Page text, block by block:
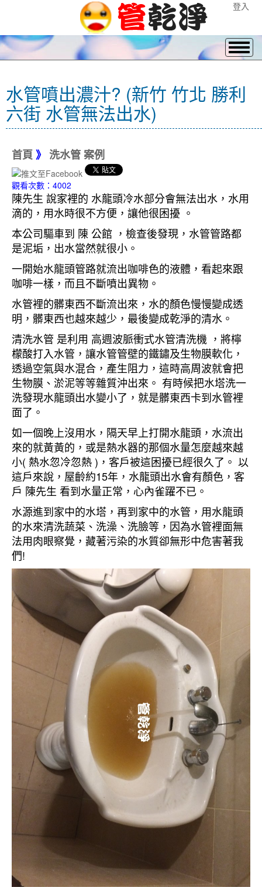
登入
水管噴出濃汁? (新竹 竹北 勝利
六街 水管無法出水)
首頁 》 洗水管 案例
觀看次數：4002
陳先生 說家裡的 水龍頭冷水部分會無法出水，水用
滴的，用水時很不方便，讓他很困擾 。
本公司驅車到 陳 公館 ，檢查後發現，水管管路都
是泥垢，出水當然就很小。
一開始水龍頭管路就流出咖啡色的液體，看起來跟
咖啡一樣，而且不斷噴出異物。
水管裡的髒東西不斷流出來，水的顏色慢慢變成透
明，髒東西也越來越少，最後變成乾淨的清水。
清洗水管 是利用 高週波脈衝式水管清洗機 ，將檸
檬酸打入水管，讓水管管壁的鐵鏽及生物膜軟化，
透過空氣與水混合，產生阻力，這時高周波就會把
生物膜、淤泥等等雜質沖出來。 有時候把水塔洗一
洗發現水龍頭出水變小了，就是髒東西卡到水管裡
面了。
如一個晚上沒用水，隔天早上打開水龍頭，水流出
來的就黃黃的，或是熱水器的那個水量怎麼越來越
小( 熱水忽冷忽熱 )，客戶被這困擾已經很久了。 以
這戶來說，屋齡約15年，水龍頭出水會有顏色，客
戶 陳先生 看到水量正常，心內雀躍不已。
水源進到家中的水塔，再到家中的水管，用水龍頭
的水來清洗蔬菜、洗澡、洗臉等，因為水管裡面無
法用肉眼察覺，藏著污染的水質卻無形中危害著我
們!